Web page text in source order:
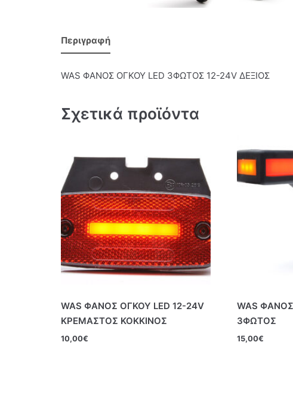
Περιγραφή
WAS ΦΑΝΟΣ ΟΓΚΟΥ LED 3ΦΩΤΟΣ 12-24V ΔΕΞΙΟΣ
Σχετικά προϊόντα
WAS ΦΑΝΟΣ ΟΓΚΟΥ LED 12-24V
ΚΡΕΜΑΣΤΟΣ ΚΟΚΚΙΝΟΣ
10,00€
WAS
3ΦΩΤΟΣ
15,00€